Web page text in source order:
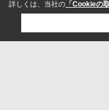
詳しくは、当社の 「Cookieの